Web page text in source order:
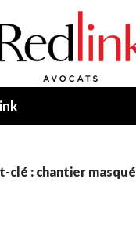
clé : chantier masqué